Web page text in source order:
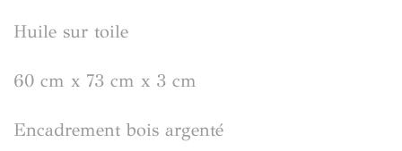
Huile sur toile
60 cm x 73 cm x 3 cm
Encadrement bois argenté